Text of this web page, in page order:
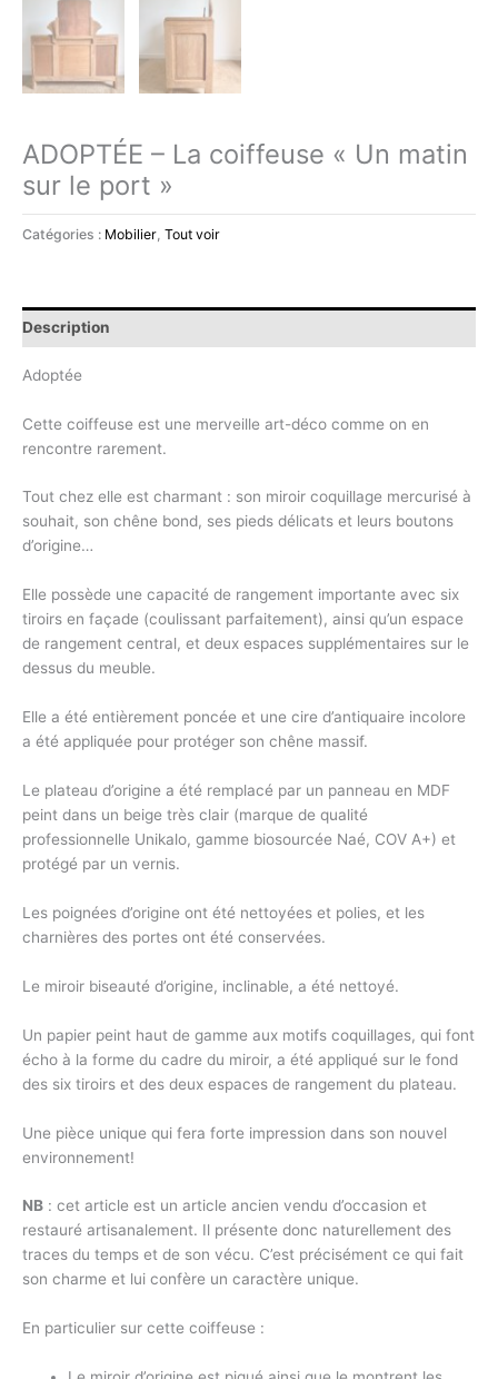
ADOPTÉE – La coiffeuse « Un matin
sur le port »
Catégories : Mobilier Tout voir
Description
Adoptée
Cette coiffeuse est une merveille art-déco comme on en
rencontre rarement.
Tout chez elle est charmant : son miroir coquillage mercurisé à
souhait, son chêne bond, ses pieds délicats et leurs boutons
d’origine…
Elle possède une capacité de rangement importante avec six
tiroirs en façade (coulissant parfaitement), ainsi qu’un espace
de rangement central, et deux espaces supplémentaires sur le
dessus du meuble.
Elle a été entièrement poncée et une cire d’antiquaire incolore
a été appliquée pour protéger son chêne massif.
Le plateau d’origine a été remplacé par un panneau en MDF
peint dans un beige très clair (marque de qualité
professionnelle Unikalo, gamme biosourcée Naé, COV A+) et
protégé par un vernis.
Les poignées d’origine ont été nettoyées et polies, et les
charnières des portes ont été conservées.
Le miroir biseauté d’origine, inclinable, a été nettoyé.
Un papier peint haut de gamme aux motifs coquillages, qui font
écho à la forme du cadre du miroir, a été appliqué sur le fond
des six tiroirs et des deux espaces de rangement du plateau.
Une pièce unique qui fera forte impression dans son nouvel
environnement!
NB : cet article est un article ancien vendu d’occasion et
restauré artisanalement. Il présente donc naturellement des
traces du temps et de son vécu. C’est précisément ce qui fait
son charme et lui confère un caractère unique.
En particulier sur cette coiffeuse :